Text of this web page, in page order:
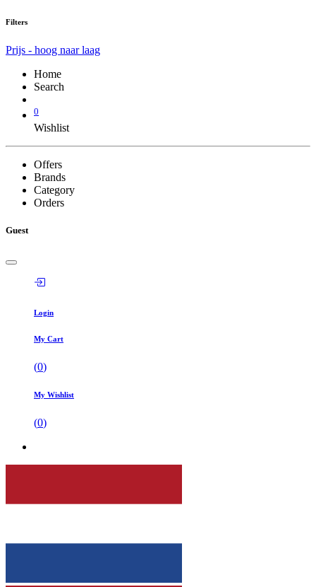
Filters
Prijs - hoog naar laag
Home
Search
0
Wishlist
Offers
Brands
Category
Orders
Guest
Login
My Cart
(0)
My Wishlist
(0)